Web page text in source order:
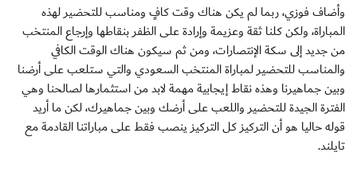
وأضاف فوزي، ربما لم يكن هناك وقت كافٍ ومناسب للتحضير لهذه
المباراة، ولكن كلنا ثقة وعزيمة وإرادة على الظفر بنقاطها وإرجاع المنتخب
من جديد إلى سكة الإنتصارات، ومن ثم سيكون هناك الوقت الكافي
والمناسب للتحضير لمباراة المنتخب السعودي والتي ستلعب على أرضنا
وبين جماهيرنا وهذه نقاط إيجابية مهمة لابد من استثمارها لصالحنا وهي
الفترة الجيدة للتحضير واللعب على أرضك وبين جماهيرك، لكن ما أريد
قوله حاليا هو أن التركيز كل التركيز ينصب فقط على مباراتنا القادمة مع
تايلند.